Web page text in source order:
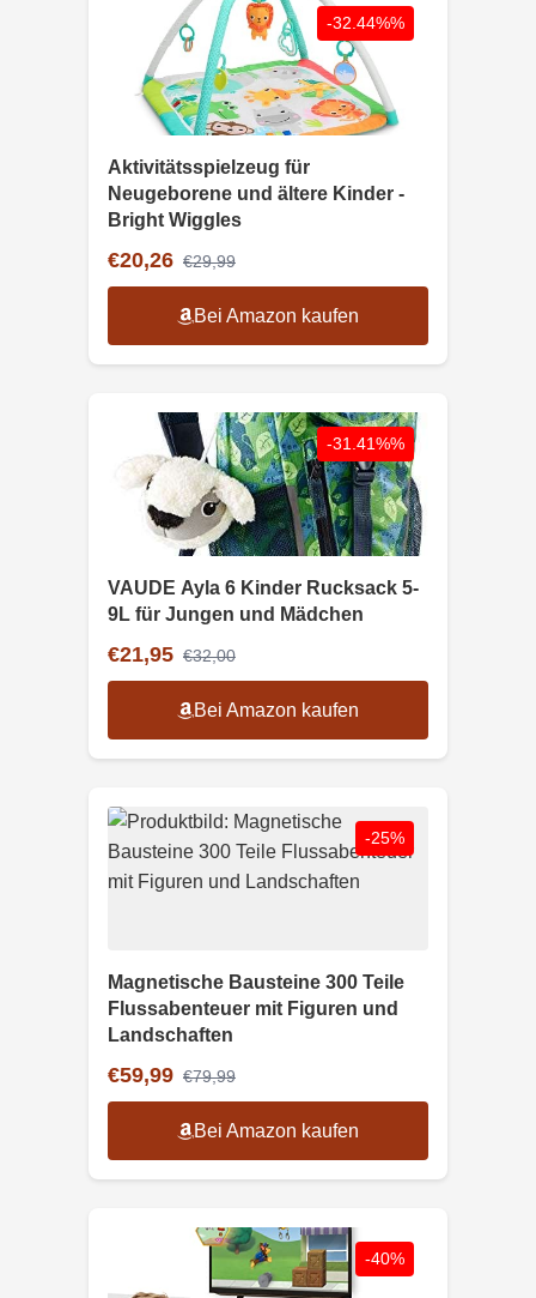
-32.44%%
Aktivitätsspielzeug für
Neugeborene und ältere Kinder -
Bright Wiggles
€20,26 €29,99
Bei Amazon kaufen
-31.41%%
VAUDE Ayla 6 Kinder Rucksack 5-
9L für Jungen und Mädchen
€21,95 €32,00
Bei Amazon kaufen
-25%
Magnetische Bausteine 300 Teile
Flussabenteuer mit Figuren und
Landschaften
€59,99 €79,99
Bei Amazon kaufen
-40%